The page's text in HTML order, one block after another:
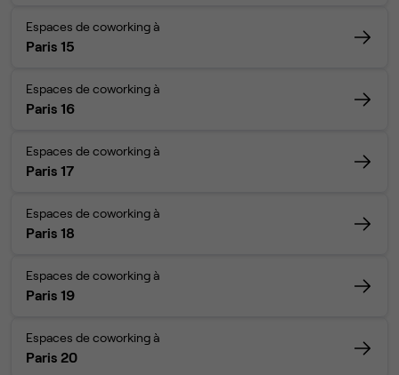
Espaces de coworking à
Paris 15
Espaces de coworking à
Paris 16
Espaces de coworking à
Paris 17
Espaces de coworking à
Paris 18
Espaces de coworking à
Paris 19
Espaces de coworking à
Paris 20